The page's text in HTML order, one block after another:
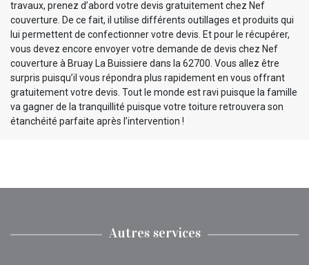
travaux, prenez d’abord votre devis gratuitement chez Nef
couverture. De ce fait, il utilise différents outillages et produits qui
lui permettent de confectionner votre devis. Et pour le récupérer,
vous devez encore envoyer votre demande de devis chez Nef
couverture à Bruay La Buissiere dans la 62700. Vous allez être
surpris puisqu’il vous répondra plus rapidement en vous offrant
gratuitement votre devis. Tout le monde est ravi puisque la famille
va gagner de la tranquillité puisque votre toiture retrouvera son
étanchéité parfaite après l’intervention !
Autres services